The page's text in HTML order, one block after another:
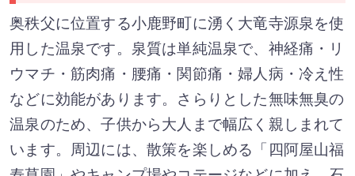
奥秩父に位置する小鹿野町に湧く大竜寺源泉を使
用した温泉です。泉質は単純温泉で、神経痛・リ
ウマチ・筋肉痛・腰痛・関節痛・婦人病・冷え性
などに効能があります。さらりとした無味無臭の
温泉のため、子供から大人まで幅広く親しまれて
います。周辺には、散策を楽しめる「四阿屋山福